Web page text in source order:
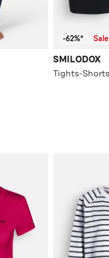
-62%* Sale
SMILODOX